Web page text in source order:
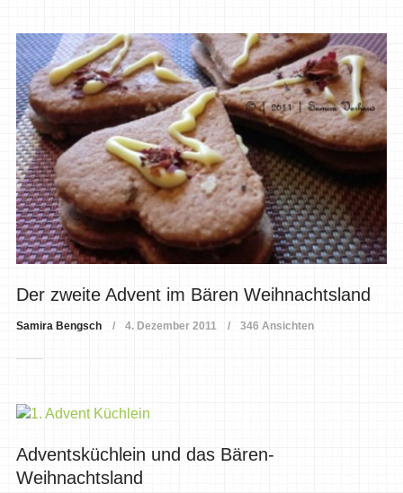
Der zweite Advent im Bären Weihnachtsland
Samira Bengsch 4. Dezember 2011 346 Ansichten
Adventsküchlein und das Bären-
Weihnachtsland